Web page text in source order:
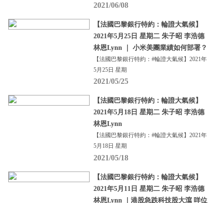
2021/06/08
【法國巴黎銀行特約：輪證大氣候】
2021年5月25日 星期二 朱子昭 李浩德
林恩Lynn ｜ 小米美團業績如何部署？
【法國巴黎銀行特約：#輪證大氣候】2021年
5月25日 星期
2021/05/25
【法國巴黎銀行特約：輪證大氣候】
2021年5月18日 星期二 朱子昭 李浩德
林恩Lynn
【法國巴黎銀行特約：#輪證大氣候】2021年
5月18日 星期
2021/05/18
【法國巴黎銀行特約：輪證大氣候】
2021年5月11日 星期二 朱子昭 李浩德
林恩Lynn ｜港股急跌科技股大瀉 咩位